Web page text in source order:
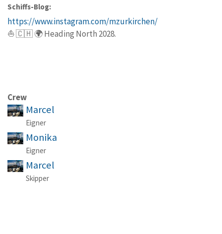
Schiffs-Blog:
https://www.instagram.com/mzurkirchen/
⛵️ 🇨🇭 🌍 Heading North 2028.
Crew
Marcel
Eigner
Monika
Eigner
Marcel
Skipper